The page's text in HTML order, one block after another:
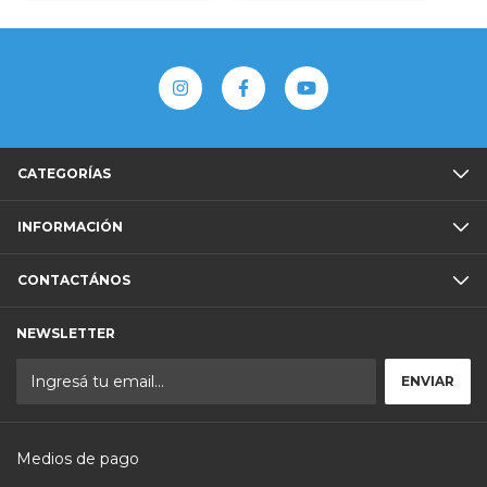
CATEGORÍAS
INFORMACIÓN
CONTACTÁNOS
NEWSLETTER
Medios de pago